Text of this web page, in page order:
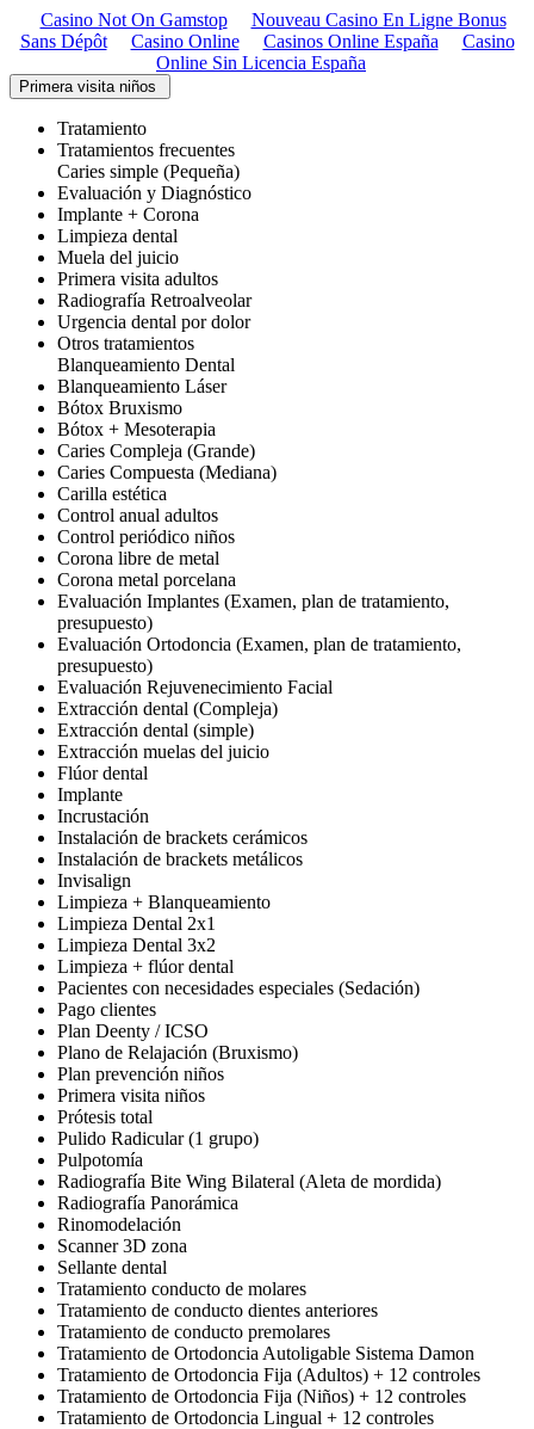
Casino Not On Gamstop
Nouveau Casino En Ligne Bonus
Sans Dépôt
Casino Online Casinos Online España
Casino
Online Sin Licencia España
Primera visita niños
Tratamiento
Tratamientos frecuentes
Caries simple (Pequeña)
Evaluación y Diagnóstico
Implante + Corona
Limpieza dental
Muela del juicio
Primera visita adultos
Radiografía Retroalveolar
Urgencia dental por dolor
Otros tratamientos
Blanqueamiento Dental
Blanqueamiento Láser
Bótox Bruxismo
Bótox + Mesoterapia
Caries Compleja (Grande)
Caries Compuesta (Mediana)
Carilla estética
Control anual adultos
Control periódico niños
Corona libre de metal
Corona metal porcelana
Evaluación Implantes (Examen, plan de tratamiento,
presupuesto)
Evaluación Ortodoncia (Examen, plan de tratamiento,
presupuesto)
Evaluación Rejuvenecimiento Facial
Extracción dental (Compleja)
Extracción dental (simple)
Extracción muelas del juicio
Flúor dental
Implante
Incrustación
Instalación de brackets cerámicos
Instalación de brackets metálicos
Invisalign
Limpieza + Blanqueamiento
Limpieza Dental 2x1
Limpieza Dental 3x2
Limpieza + flúor dental
Pacientes con necesidades especiales (Sedación)
Pago clientes
Plan Deenty / ICSO
Plano de Relajación (Bruxismo)
Plan prevención niños
Primera visita niños
Prótesis total
Pulido Radicular (1 grupo)
Pulpotomía
Radiografía Bite Wing Bilateral (Aleta de mordida)
Radiografía Panorámica
Rinomodelación
Scanner 3D zona
Sellante dental
Tratamiento conducto de molares
Tratamiento de conducto dientes anteriores
Tratamiento de conducto premolares
Tratamiento de Ortodoncia Autoligable Sistema Damon
Tratamiento de Ortodoncia Fija (Adultos) + 12 controles
Tratamiento de Ortodoncia Fija (Niños) + 12 controles
Tratamiento de Ortodoncia Lingual + 12 controles